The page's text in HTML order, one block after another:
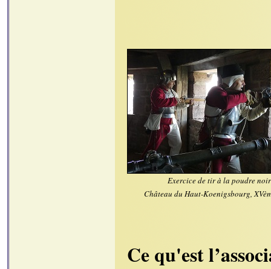
Exercice de tir à la poudre
Château du Haut-Koenigsbourg,
Ce qu'est